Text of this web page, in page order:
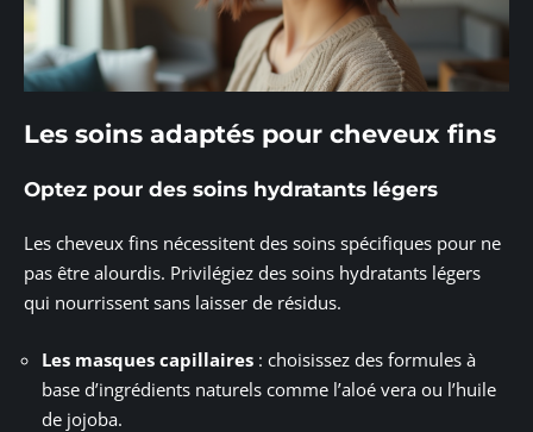
Les soins adaptés pour cheveux fins
Optez pour des soins hydratants légers
Les cheveux fins nécessitent des soins spécifiques pour ne
pas être alourdis. Privilégiez des soins hydratants légers
qui nourrissent sans laisser de résidus.
Les masques capillaires : choisissez des formules à
base d’ingrédients naturels comme l’aloé vera ou l’huile
de jojoba.